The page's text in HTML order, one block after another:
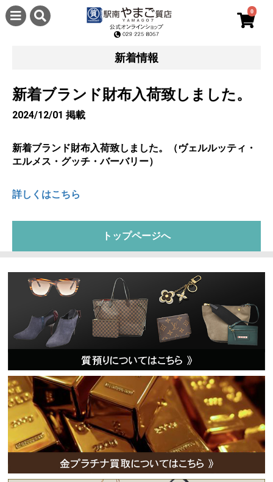
0
新着情報
新着ブランド財布入荷致しました。
2024/12/01 掲載
新着ブランド財布入荷致しました。（ヴェルルッティ・
エルメス・グッチ・バーバリー）
詳しくはこちら
トップページへ